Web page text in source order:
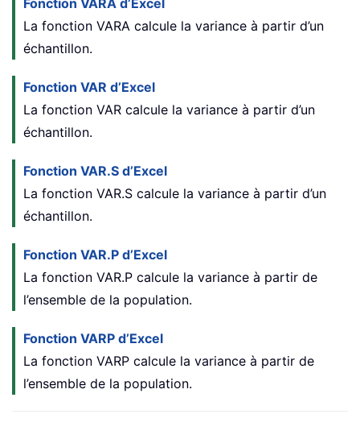
Fonction VARA d’Excel
La fonction VARA calcule la variance à partir d’un
échantillon.
Fonction VAR d’Excel
La fonction VAR calcule la variance à partir d’un
échantillon.
Fonction VAR.S d’Excel
La fonction VAR.S calcule la variance à partir d’un
échantillon.
Fonction VAR.P d’Excel
La fonction VAR.P calcule la variance à partir de
l’ensemble de la population.
Fonction VARP d’Excel
La fonction VARP calcule la variance à partir de
l’ensemble de la population.